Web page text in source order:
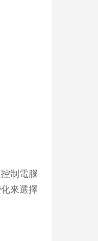
制電腦
來選擇